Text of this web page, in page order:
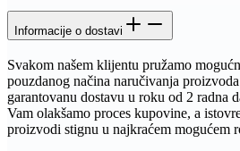
Informacije o dostavi
Svakom našem klijentu pružamo
pouzdanog načina naručivanja
garantovanu dostavu u roku od 2 radna
Vam olakšamo proces kupovine, a
proizvodi stignu u najkraćem mogućem